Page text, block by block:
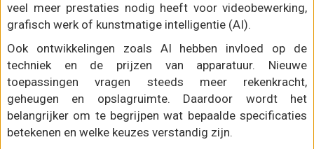
veel meer prestaties nodig heeft voor videobewerking,
grafisch werk of kunstmatige intelligentie (AI).
Ook ontwikkelingen zoals AI hebben invloed op de
techniek en de prijzen van apparatuur. Nieuwe
toepassingen vragen steeds meer rekenkracht,
geheugen en opslagruimte. Daardoor wordt het
belangrijker om te begrijpen wat bepaalde specificaties
betekenen en welke keuzes verstandig zijn.